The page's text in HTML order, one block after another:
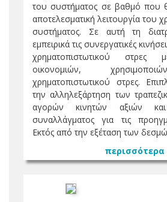
του συστήματος σε βαθμό που
αποτελεσματική λειτουργία του
συστήματος. Σε αυτή τη
εμπειρικά τις συνεργατικές
χρηματοπιστωτικού στρες
οικονομιών,
χρηματοπιστωτικού στρες.
την αλληλεξάρτηση των
αγορών κινητών αξιών
συναλλάγματος για τις
Εκτός από την εξέταση των
περισσότερα